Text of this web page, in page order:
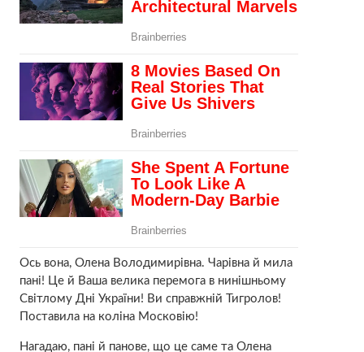
Ось вона, Олена Володимирівна. Чарівна й мила
пані! Це й Ваша велика перемога в нинішньому
Світлому Дні України! Ви справжній Тигролов!
Поставила на коліна Московію!
Нагадаю, пані й панове, що це саме та Олена